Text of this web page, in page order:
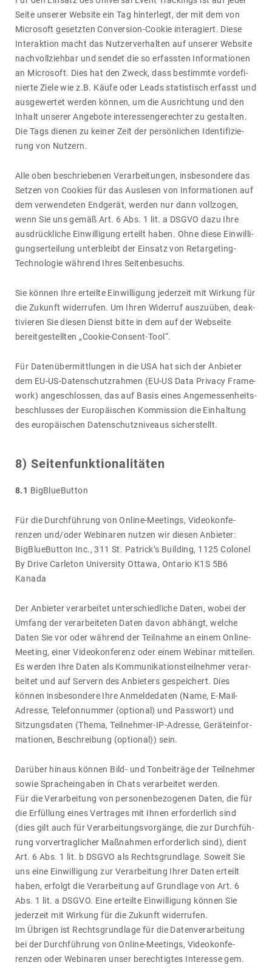
Seite unserer Website ein Tag hinter­legt, der mit dem von
Micro­soft gesetzten Conver­sion-Cookie inter­agiert. Diese
Inter­ak­tion macht das Nutzer­ver­halten auf unserer Website
nach­voll­ziehbar und sendet die so erfassten Infor­ma­tionen
an Micro­soft. Dies hat den Zweck, dass bestimmte vorde­fi­
nierte Ziele wie z.B. Käufe oder Leads statis­tisch erfasst und
ausge­wertet werden können, um die Ausrich­tung und den
Inhalt unserer Ange­bote inter­es­sen­ge­rechter zu gestalten.
Die Tags dienen zu keiner Zeit der persön­li­chen Iden­ti­fi­zie­
rung von Nutzern.
Alle oben beschrie­benen Verar­bei­tungen, insbe­son­dere das
Setzen von Cookies für das Auslesen von Infor­ma­tionen auf
dem verwen­deten Endgerät, werden nur dann voll­zogen,
wenn Sie uns gemäß Art. 6 Abs. 1 lit. a DSGVO dazu Ihre
ausdrück­liche Einwil­li­gung erteilt haben. Ohne diese Einwil­li­
gungs­er­tei­lung unter­bleibt der Einsatz von Retar­ge­ting-
Tech­no­logie während Ihres Seiten­be­suchs.
Sie können Ihre erteilte Einwil­li­gung jeder­zeit mit Wirkung für
die Zukunft wider­rufen. Um Ihren Widerruf auszu­üben, deak­
ti­vieren Sie diesen Dienst bitte in dem auf der Webseite
bereit­ge­stellten „Cookie-Consent-Tool“.
Für Daten­über­mitt­lungen in die USA hat sich der Anbieter
dem EU-US-Daten­schutz­rahmen (EU-US Data Privacy Frame­
work) ange­schlossen, das auf Basis eines Ange­mes­sen­heits­
be­schlusses der Euro­päi­schen Kommis­sion die Einhal­tung
des euro­päi­schen Daten­schutz­ni­veaus sicher­stellt.
8) Seiten­funk­tio­na­li­täten
8.1 BigBlu­e­Button
Für die Durch­füh­rung von Online-Meetings, Video­kon­fe­
renzen und/​oder Webi­naren nutzen wir diesen Anbieter:
BigBlu­e­Button Inc., 311 St. Patrick’s Buil­ding, 1125 Colonel
By Drive Carleton Univer­sity Ottawa, Ontario K1S 5B6
Kanada
Der Anbieter verar­beitet unter­schied­liche Daten, wobei der
Umfang der verar­bei­teten Daten davon abhängt, welche
Daten Sie vor oder während der Teil­nahme an einem Online-
Meeting, einer Video­kon­fe­renz oder einem Webinar mitteilen.
Es werden Ihre Daten als Kommu­ni­ka­ti­ons­teil­nehmer verar­
beitet und auf Servern des Anbie­ters gespei­chert. Dies
können insbe­son­dere Ihre Anmel­de­daten (Name, E-Mail-
Adresse, Tele­fon­nummer (optional) und Pass­wort) und
Sitzungs­daten (Thema, Teil­nehmer-IP-Adresse, Geräte­in­for­
ma­tionen, Beschrei­bung (optional)) sein.
Darüber hinaus können Bild- und Tonbe­i­träge der Teil­nehmer
sowie Sprach­ein­gaben in Chats verar­beitet werden.
Für die Verar­bei­tung von perso­nen­be­zo­genen Daten, die für
die Erfül­lung eines Vertrages mit Ihnen erfor­der­lich sind
(dies gilt auch für Verar­bei­tungs­vor­gänge, die zur Durch­füh­
rung vorver­trag­li­cher Maßnahmen erfor­der­lich sind), dient
Art. 6 Abs. 1 lit. b DSGVO als Rechts­grund­lage. Soweit Sie
uns eine Einwil­li­gung zur Verar­bei­tung Ihrer Daten erteilt
haben, erfolgt die Verar­bei­tung auf Grund­lage von Art. 6
Abs. 1 lit. a DSGVO. Eine erteilte Einwil­li­gung können Sie
jeder­zeit mit Wirkung für die Zukunft wider­rufen.
Im Übrigen ist Rechts­grund­lage für die Daten­ver­ar­bei­tung
bei der Durch­füh­rung von Online-Meetings, Video­kon­fe­
renzen oder Webi­naren unser berech­tigtes Inter­esse gem.